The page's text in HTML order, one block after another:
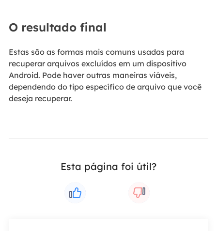
O resultado final
Estas são as formas mais comuns usadas para
recuperar arquivos excluídos em um dispositivo
Android. Pode haver outras maneiras viáveis,
dependendo do tipo específico de arquivo que você
deseja recuperar.
Esta página foi útil?